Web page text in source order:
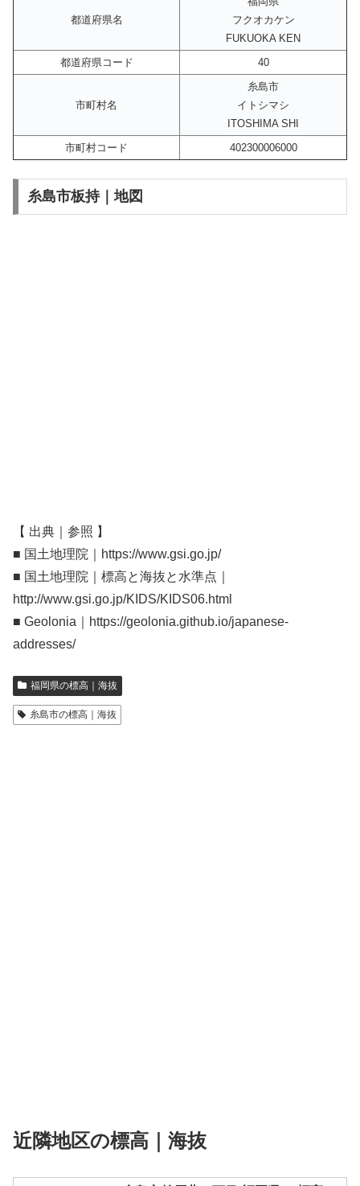
都道府県名
フクオカケン
FUKUOKA KEN
都道府県コード
40
市町村名
糸島市
イトシマシ
ITOSHIMA SHI
市町村コード
402300006000
糸島市板持｜地図
【 出典｜参照 】
■ 国土地理院｜https://www.gsi.go.jp/
■ 国土地理院｜標高と海抜と水準点｜
http://www.gsi.go.jp/KIDS/KIDS06.html
■ Geolonia｜https://geolonia.github.io/japanese-
addresses/
福岡県の標高｜海抜
糸島市の標高｜海抜
近隣地区の標高｜海抜